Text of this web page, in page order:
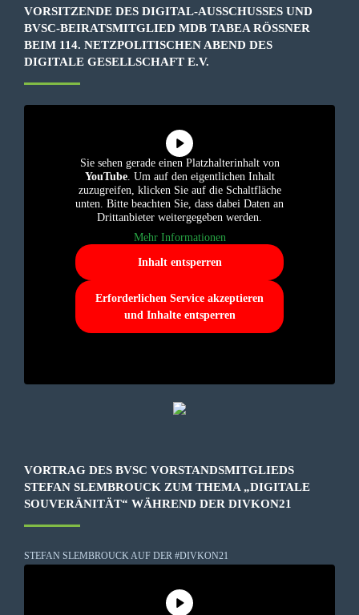
VORSITZENDE DES DIGITAL-AUSSCHUSSES UND
BVSC-BEIRATSMITGLIED MDB TABEA RÖSSNER B
EIM 114. NETZPOLITISCHEN ABEND DES D
IGITALE GESELLSCHAFT E.V.
Sie sehen gerade einen Platzhalterinhalt von
YouTube. Um auf den eigentlichen Inhalt
zuzugreifen, klicken Sie auf die Schaltfläche
unten. Bitte beachten Sie, dass dabei Daten an
Drittanbieter weitergegeben werden.
Mehr Informationen
Inhalt entsperren
Erforderlichen Service akzeptieren
und Inhalte entsperren
VORTRAG DES BVSC VORSTANDSMITGLIEDS
STEFAN SLEMBROUCK ZUM THEMA „DIGITALE
SOUVERÄNITÄT“ WÄHREND DER DIVKON21
STEFAN SLEMBROUCK AUF DER #DIVKON21